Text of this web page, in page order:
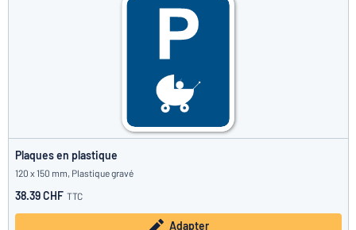
Plaques en plastique
120 x 150 mm, Plastique gravé
38.39 CHF TTC
Adapter